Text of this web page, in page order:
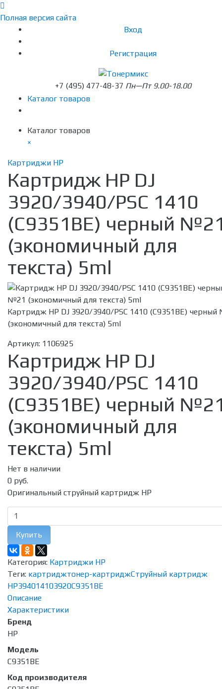
Полная версия сайта
Вход
Регистрация
+7 (495) 477-48-37 Пн—Пт 9.00-18.00
Каталог товаров
Каталог товаров
×
Картриджи HP
Картридж HP DJ
3920/3940/PSC 1410
(C9351ВE) черный
(экономичный для
текста) 5ml
Картридж HP DJ 3920/3940/PSC 1410 (C9351ВE)
(экономичный для текста) 5ml
Артикул: 1106925
Картридж HP DJ
3920/3940/PSC 1410
(C9351ВE) черный
(экономичный для
текста) 5ml
Нет в наличии
0 руб.
Оригинальный струйный картридж HP
Купить
Категория: Картриджи HP
Теги: картриджтонер-картриджСтруйный картридж
HP394014103920C9351ВE
Описание
Характеристики
Бренд
HP
Модель
C9351ВE
Код производителя